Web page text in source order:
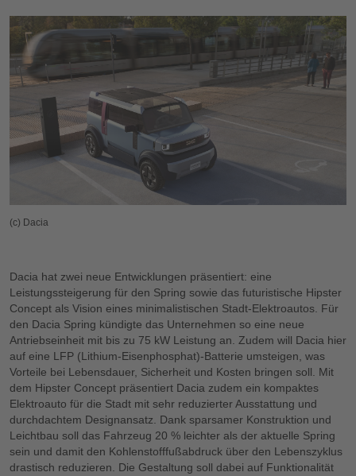
(c) Dacia
Dacia hat zwei neue Entwicklungen präsentiert: eine
Leistungssteigerung für den Spring sowie das futuristische Hipster
Concept als Vision eines minimalistischen Stadt-Elektroautos. Für
den Dacia Spring kündigte das Unternehmen so eine neue
Antriebseinheit mit bis zu 75 kW Leistung an. Zudem will Dacia hier
auf eine LFP (Lithium-Eisenphosphat)-Batterie umsteigen, was
Vorteile bei Lebensdauer, Sicherheit und Kosten bringen soll. Mit
dem Hipster Concept präsentiert Dacia zudem ein kompaktes
Elektroauto für die Stadt mit sehr reduzierter Ausstattung und
durchdachtem Designansatz. Dank sparsamer Konstruktion und
Leichtbau soll das Fahrzeug 20 % leichter als der aktuelle Spring
sein und damit den Kohlenstofffußabdruck über den Lebenszyklus
drastisch reduzieren. Die Gestaltung soll dabei auf Funktionalität